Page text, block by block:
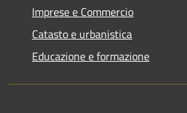
Imprese e Commercio
Catasto e urbanistica
Educazione e formazione